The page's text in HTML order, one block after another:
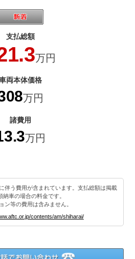
支払総額
万円
両本体価格
万円
諸費用
万円
伴う費用が含まれています。支払総額は掲載
車の場合の料金です。
ン等の費用は含みません。
contents/am/shiharai/